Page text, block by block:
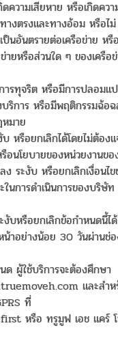
ความเสียหาย หรือเกิดควา
งตรงและทางอ้อม หรือไม่
นอันตรายต่อเครือข่าย หรื
ยหรือส่วนใด ๆ ของเครือ
ารทุจริต หรือมีการปลอมแ
บริการ หรือมีพฤติกรรมฉ้อ
มาย
หรือยกเลิกได้โดยไม่ต้อง
นโยบายของหน่วยงานขอ
ระงับ หรือยกเลิกเงื่อนไ
นการดำเนินการของบริษัท
บหรือยกเลิกข้อกำหนดนี้ได้
น้าอย่างน้อย 30 วันผ่านช่
ด ผู้ใช้บริการจะต้องศึกษา
และสำ
ที่
หรือ ทรูมูฟ เอช แคร์